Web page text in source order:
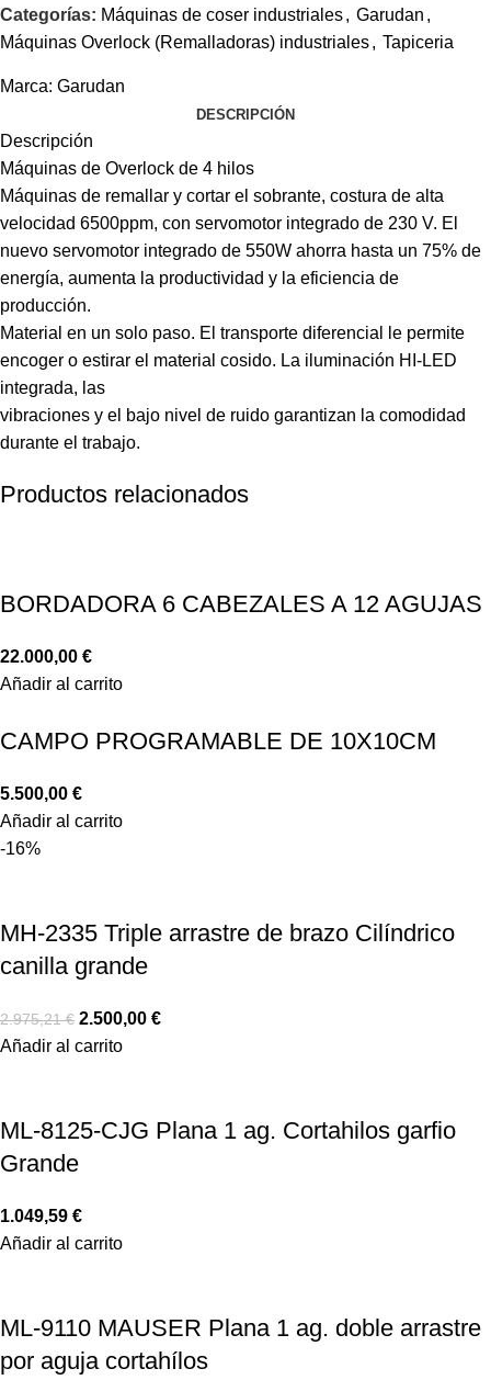
Categorías: Máquinas de coser industriales, Garudan ,
Máquinas Overlock (Remalladoras) industriales, Tapiceria
Marca: Garudan
DESCRIPCIÓN
Descripción
Máquinas de Overlock de 4 hilos
Máquinas de remallar y cortar el sobrante, costura de alta
velocidad 6500ppm, con servomotor integrado de 230 V. El
nuevo servomotor integrado de 550W ahorra hasta un 75% de
energía, aumenta la productividad y la eficiencia de
producción.
Material en un solo paso. El transporte diferencial le permite
encoger o estirar el material cosido. La iluminación HI-LED
integrada, las
vibraciones y el bajo nivel de ruido garantizan la comodidad
durante el trabajo.
Productos relacionados
BORDADORA 6 CABEZALES A 12 AGUJAS
22.000,00 €
Añadir al carrito
CAMPO PROGRAMABLE DE 10X10CM
5.500,00 €
Añadir al carrito
-16%
MH-2335 Triple arrastre de brazo Cilíndrico
canilla grande
2.975,21€ 2.500,00 €
Añadir al carrito
ML-8125-CJG Plana 1 ag. Cortahilos garfio
Grande
1.049,59 €
Añadir al carrito
ML-9110 MAUSER Plana 1 ag. doble arrastre
por aguja cortahílos